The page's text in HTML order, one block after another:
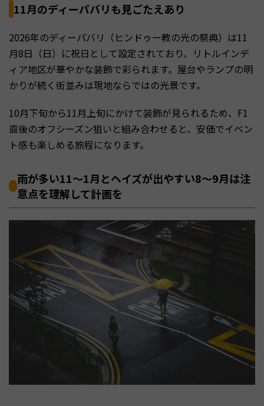
11月のディーパバリも見ごたえあり
2026年のディーパバリ（ヒンドゥー教の光の祭典）は11
月8日（日）に祝日として設定されており、リトルインデ
ィア地区が華やかな装飾で彩られます。屋台やランプの明
かりが続く街並みは現地ならではの光景です。
10月下旬から11月上旬にかけて装飾が見られるため、F1
直後のオフシーズン狙いと組み合わせると、安価でイベン
ト感も楽しめる旅程になります。
雨が多い11〜1月とヘイズが出やすい8〜9月は注
意点を理解して計画を